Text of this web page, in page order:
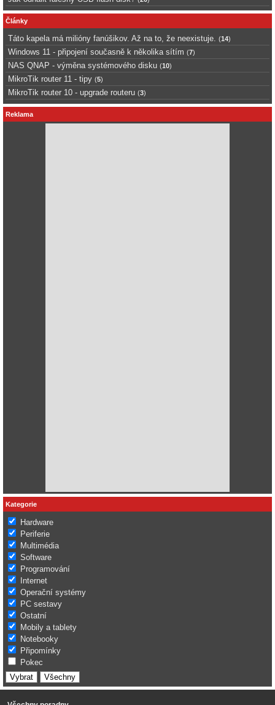
Články
Táto kapela má milióny fanúšikov. Až na to, že neexistuje. (14)
Windows 11 - připojení současně k několika sítím (7)
NAS QNAP - výměna systémového disku (10)
MikroTik router 11 - tipy (5)
MikroTik router 10 - upgrade routeru (3)
Reklama
Kategorie
Hardware
Periferie
Multimédia
Software
Programování
Internet
Operační systémy
PC sestavy
Ostatní
Mobily a tablety
Notebooky
Připomínky
Pokec